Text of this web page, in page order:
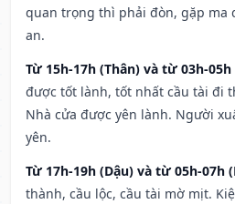
quan trọng thì phải đòn, gặp ma
an.
Từ 15h-17h (Thân) và từ 03h-05h
được tốt lành, tốt nhất cầu tài đi
Nhà cửa được yên lành. Người
yên.
Từ 17h-19h (Dậu) và từ 05h-07h
thành, cầu lộc, cầu tài mờ mịt.